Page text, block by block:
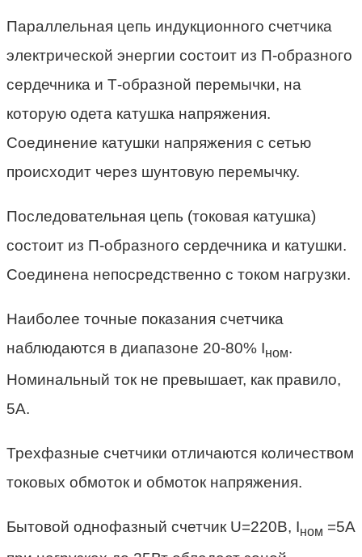
Параллельная цепь индукционного счетчика
электрической энергии состоит из П-образного
сердечника и Т-образной перемычки, на
которую одета катушка напряжения.
Соединение катушки напряжения с сетью
происходит через шунтовую перемычку.
Последовательная цепь (токовая катушка)
состоит из П-образного сердечника и катушки.
Соединена непосредственно с током нагрузки.
Наиболее точные показания счетчика
наблюдаются в диапазоне 20-80% Iном.
Номинальный ток не превышает, как правило,
5А.
Трехфазные счетчики отличаются количеством
токовых обмоток и обмоток напряжения.
Бытовой однофазный счетчик U=220В, Iном =5А